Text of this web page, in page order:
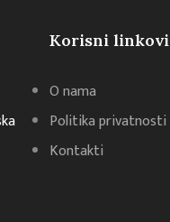
Korisni linkovi
O nama
Politika privatnosti
Kontakti